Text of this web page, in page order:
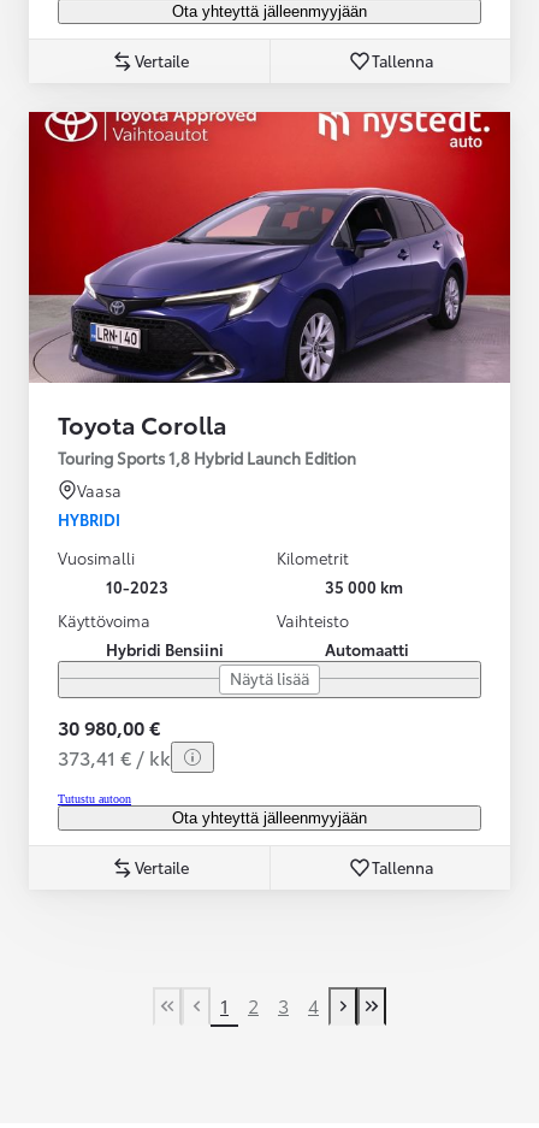
Ota yhteyttä jälleenmyyjään
Vertaile Tallenna
Toyota Corolla
Touring Sports 1,8 Hybrid Launch Edition
Vaasa
HYBRIDI
Vuosimalli
10-2023
Kilometrit
35 000 km
Käyttövoima
Hybridi Bensiini
Vaihteisto
Automaatti
Näytä lisää
30 980,00 €
373,41 € / kk
Tutustu autoon
Ota yhteyttä jälleenmyyjään
Vertaile Tallenna
First Page
Previous page
1 2 3 4
Next page
Last Page